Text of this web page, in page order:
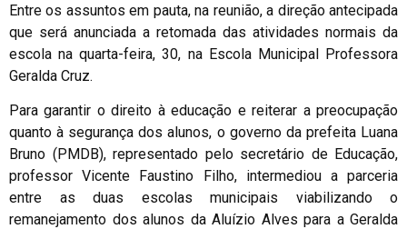
Entre os assuntos em pauta, na reunião, a direção antecipada
que será anunciada a retomada das atividades normais da
escola na quarta-feira, 30, na Escola Municipal Professora
Geralda Cruz.
Para garantir o direito à educação e reiterar a preocupação
quanto à segurança dos alunos, o governo da prefeita Luana
Bruno (PMDB), representado pelo secretário de Educação,
professor Vicente Faustino Filho, intermediou a parceria
entre as duas escolas municipais viabilizando o
remanejamento dos alunos da Aluízio Alves para a Geralda